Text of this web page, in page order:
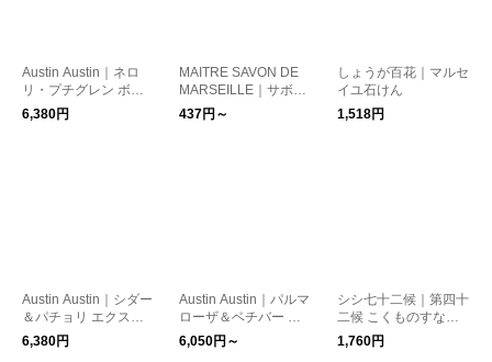
Austin Austin｜ネロ
リ・プチグレン ボデ
ィソープ
6,380円
MAITRE SAVON DE
MARSEILLE｜サボ
ン・ド・マルセイユ
オリーブ/マルセイユ
437円～
しょうが百花｜マルセ
イユ石けん
1,518円
Austin Austin｜シダー
＆パチョリ エクスフ
ォリエーティングハン
ドソープ 300ml
6,380円
Austin Austin｜パルマ
ローザ＆ベチバー ハ
ンドソープ ボトル 30
0ml/詰替え用パウチ 6
6,050円～
シシ七十二候｜第四十
二候 こくものすなわ
ちみのる (米ぬか石鹸)
1,760円